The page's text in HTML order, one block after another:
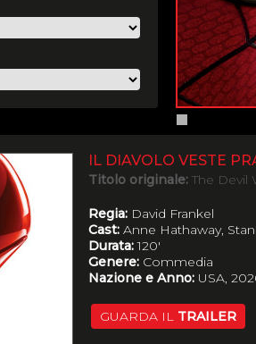
IL DIAVOLO VESTE
Titolo originale: The Devil
Regia: David Frankel
Cast: Anne Hathaway,
Durata:120'
Genere: Commedia
Nazione e Anno: USA,
GUARDA IL TRAILER